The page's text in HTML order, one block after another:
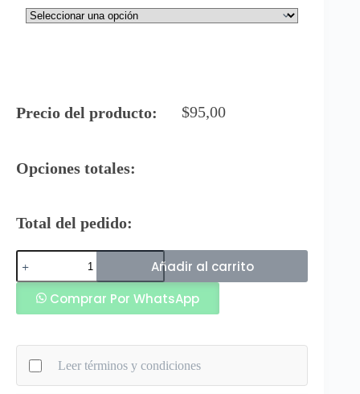
Precio del producto: $95,00
Opciones totales:
Total del pedido:
Elite
Guantes
de
Arquero
Nobre
Añadir al carrito
Comprar Por WhatsApp
Leer términos y condiciones